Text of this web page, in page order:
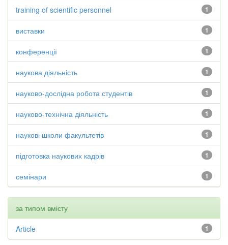
1
training of scientific personnel
1
виставки
1
конференції
1
наукова діяльність
1
науково-дослідна робота студентів
1
науково-технічна діяльність
1
наукові школи факультетів
1
підготовка наукових кадрів
1
семінари
за типом вмісту
1
Article